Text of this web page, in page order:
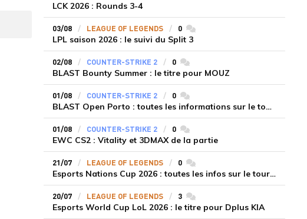
LCK 2026 : Rounds 3-4
03/08 LEAGUE OF LEGENDS 0commentaires
LPL saison 2026 : le suivi du Split 3
02/08 COUNTER-STRIKE 2 0commentaires
BLAST Bounty Summer : le titre pour MOUZ
01/08 COUNTER-STRIKE 2 0commentaires
BLAST Open Porto : toutes les informations sur le tournoi
01/08 COUNTER-STRIKE 2 0commentaires
EWC CS2 : Vitality et 3DMAX de la partie
21/07 LEAGUE OF LEGENDS 0commentaires
Esports Nations Cup 2026 : toutes les infos sur le tournoi
20/07 LEAGUE OF LEGENDS 3commentaires
Esports World Cup LoL 2026 : le titre pour Dplus KIA